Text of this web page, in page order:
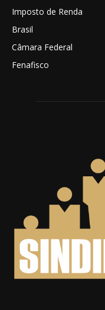
Imposto de Renda
Brasil
Câmara Federal
Fenafisco